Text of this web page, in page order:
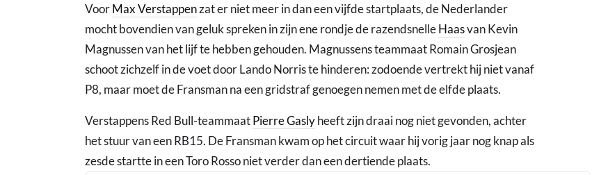
VoorMax Verstappenzat er niet meer in dan een vijfde startplaats, de Nederlander
mocht bovendien van geluk spreken in zijn ene rondje de razendsnelleHaasvan Kevin
Magnussen van het lijf te hebben gehouden. Magnussens teammaat Romain Grosjean
schoot zichzelf in de voet door Lando Norris te hinderen: zodoende vertrekt hij niet vanaf
P8, maar moet de Fransman na een gridstraf genoegen nemen met de elfde plaats.
Verstappens Red Bull-teammaatPierre Gaslyheeft zijn draai nog niet gevonden, achter
het stuur van een RB15. De Fransman kwam op het circuit waar hij vorig jaar nog knap als
zesde startte in een Toro Rosso niet verder dan een dertiende plaats.